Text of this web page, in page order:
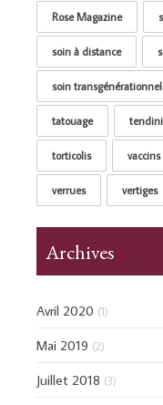
Rose Magazine
soin à distance
soin transgénérationnel
tatouage
torticolis vaccins
verrues vertiges
Archives
Avril 2020 (1)
Mai 2019 (2)
Juillet 2018 (3)